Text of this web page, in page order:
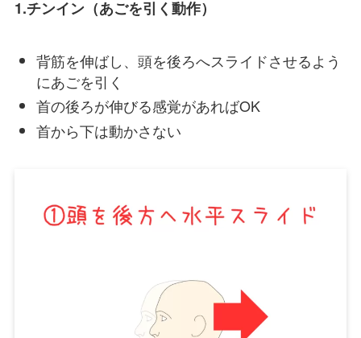
1.チンイン（あごを引く動作）
背筋を伸ばし、頭を後ろへスライドさせるよう
にあごを引く
首の後ろが伸びる感覚があればOK
首から下は動かさない